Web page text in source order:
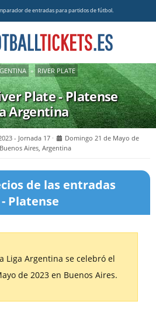
de entradas para partidos de fútbol.
» RIVER PLATE
Plate - Platense
Argentina
- Jornada 17
Domingo 21 de Mayo de
Aires, Argentina
de las entradas
Platense
Liga Argentina se celebró el
de 2023 en Buenos Aires.